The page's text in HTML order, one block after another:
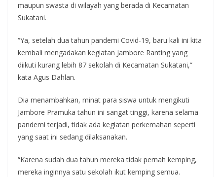
maupun swasta di wilayah yang berada di Kecamatan
Sukatani.
“Ya, setelah dua tahun pandemi Covid-19, baru kali ini kita
kembali mengadakan kegiatan Jambore Ranting yang
diikuti kurang lebih 87 sekolah di Kecamatan Sukatani,”
kata Agus Dahlan.
Dia menambahkan, minat para siswa untuk mengikuti
Jambore Pramuka tahun ini sangat tinggi, karena selama
pandemi terjadi, tidak ada kegiatan perkemahan seperti
yang saat ini sedang dilaksanakan.
“Karena sudah dua tahun mereka tidak pernah kemping,
mereka inginnya satu sekolah ikut kemping semua.